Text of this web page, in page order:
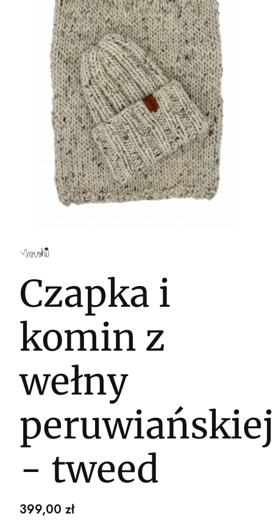
Czapka i
komin z
wełny
- tweed
Cena
399,00 zł